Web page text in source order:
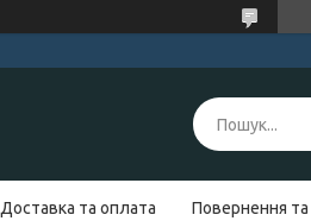
Доставка та оплата Повернення та